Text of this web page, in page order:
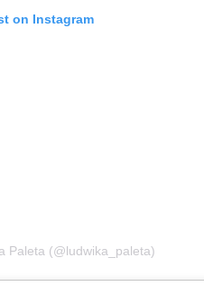
on Instagram
Paleta (@ludwika_paleta)